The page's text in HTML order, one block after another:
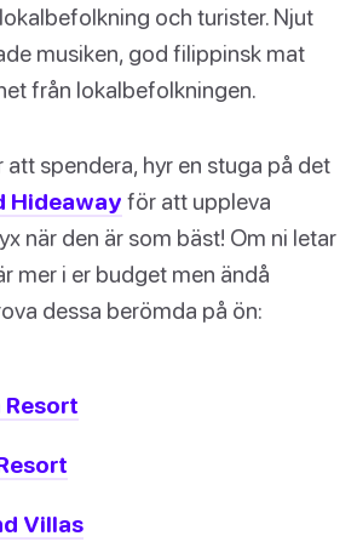
och turister. Njut
musiken, god filippinsk mat
från lokalbefolkningen.
att spendera, hyr en stuga på det
Hideaway för att uppleva
när den är som bäst! Om ni letar
mer i er budget men ändå
dessa berömda på ön:
Resort
Villas